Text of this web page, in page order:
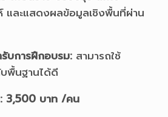
และแสดงผลข้อมูลเชิงพื้นที่ผ่าน
บการฝึกอบรม: สามารถใช้
พื้นฐานได้ดี
: 3,500 บาท /คน